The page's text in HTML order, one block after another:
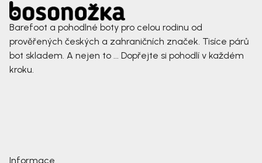
Barefoot a pohodlné boty pro celou rodinu od
prověřených českých a zahraničních značek. Tisíce párů
bot skladem. A nejen to ... Dopřejte si pohodlí v každém
kroku.
Informace